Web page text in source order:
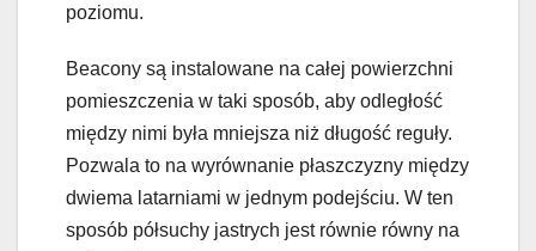
poziomu.
Beacony są instalowane na całej powierzchni
pomieszczenia w taki sposób, aby odległość
między nimi była mniejsza niż długość reguły.
Pozwala to na wyrównanie płaszczyzny między
dwiema latarniami w jednym podejściu. W ten
sposób półsuchy jastrych jest równie równy na